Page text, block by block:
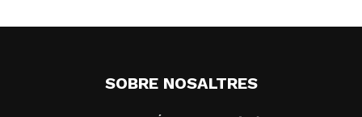
SOBRE NOSALTRES